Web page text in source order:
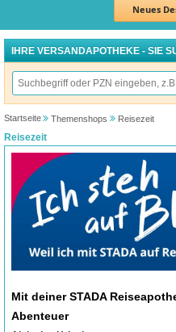
Neues
IHRE VERSANDAPOTHEKE - SIE
Startseite Themenshops Reisezeit
Reisezeit
Mit deiner STADA
Abenteuer